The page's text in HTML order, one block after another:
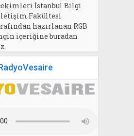
İstanbul Bilgi
Fakültesi
hazırlanan RGB
içeriğine buradan